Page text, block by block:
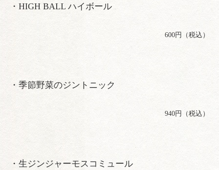
・HIGH BALL ハイボール
600円（税込）
・季節野菜のジントニック
940円（税込）
・生ジンジャーモスコミュール